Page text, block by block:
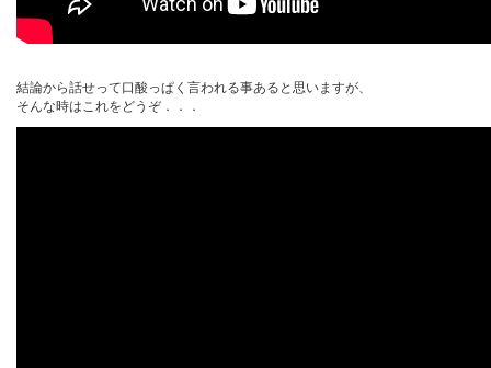
結論から話せって口酸っぱく言われる事あると思いますが、
そんな時はこれをどうぞ．．．